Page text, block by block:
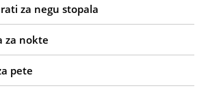
za negu stopala
za nokte
pete